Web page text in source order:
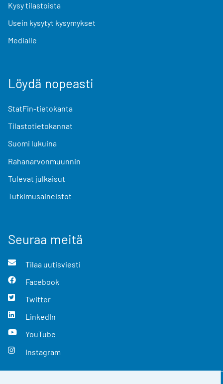
Kysy tilastoista
Usein kysytyt kysymykset
Medialle
Löydä nopeasti
StatFin-tietokanta
Tilastotietokannat
Suomi lukuina
Rahanarvonmuunnin
Tulevat julkaisut
Tutkimusaineistot
Seuraa meitä
Tilaa uutisviesti
Facebook
Twitter
LinkedIn
YouTube
Instagram